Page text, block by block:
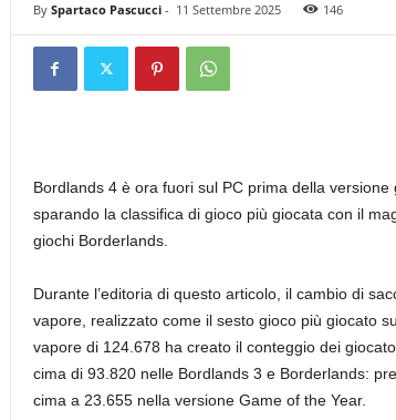
By Spartaco Pascucci- 11 Settembre 2025 146
Bordlands 4 è ora fuori sul PC prima della
sparando la classifica di gioco più giocata con il
giochi Borderlands.
Durante l’editoria di questo articolo, il cambio di
vapore, realizzato come il sesto gioco più giocato
vapore di 124.678 ha creato il conteggio dei
cima di 93.820 nelle Bordlands 3 e Borderlands:
cima a 23.655 nella versione Game of the Year.